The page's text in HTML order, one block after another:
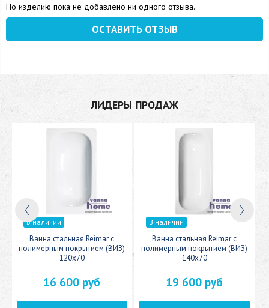
По изделию пока не добавлено ни одного отзыва.
ОСТАВИТЬ ОТЗЫВ
ЛИДЕРЫ ПРОДАЖ
В наличии
Ванна стальная Reimar с
полимерным покрытием (ВИЗ)
120x70
16 600 руб
В наличии
Ванна стальная Reimar с
полимерным покрытием (ВИЗ)
140x70
19 600 руб